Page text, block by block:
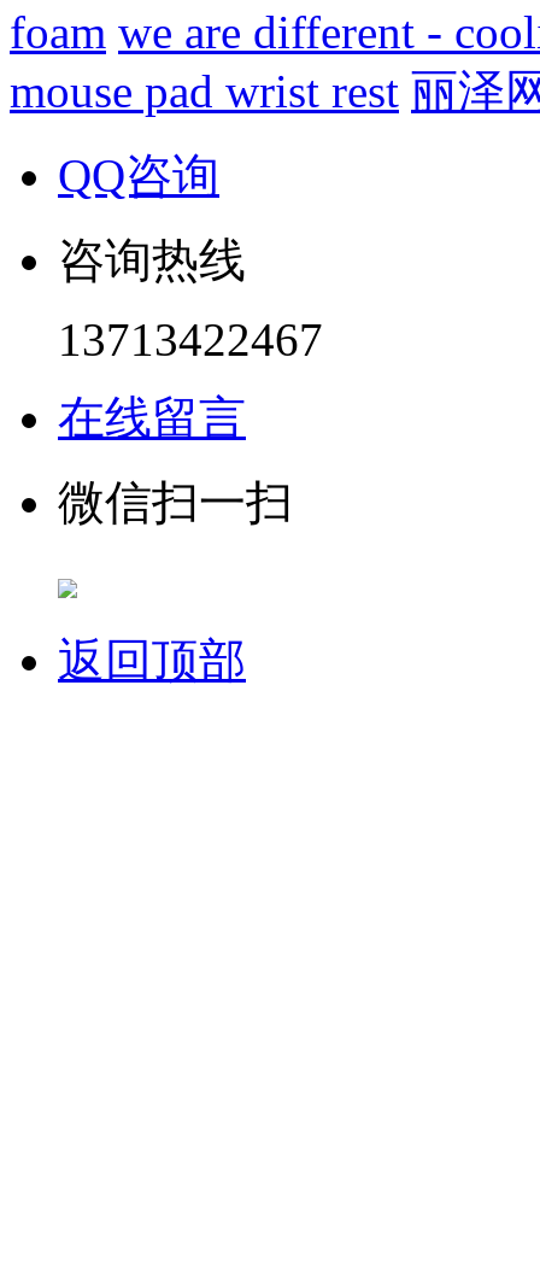
foam we are different -
mouse pad wrist rest 丽泽
QQ咨询
咨询热线
13713422467
在线留言
微信扫一扫
返回顶部